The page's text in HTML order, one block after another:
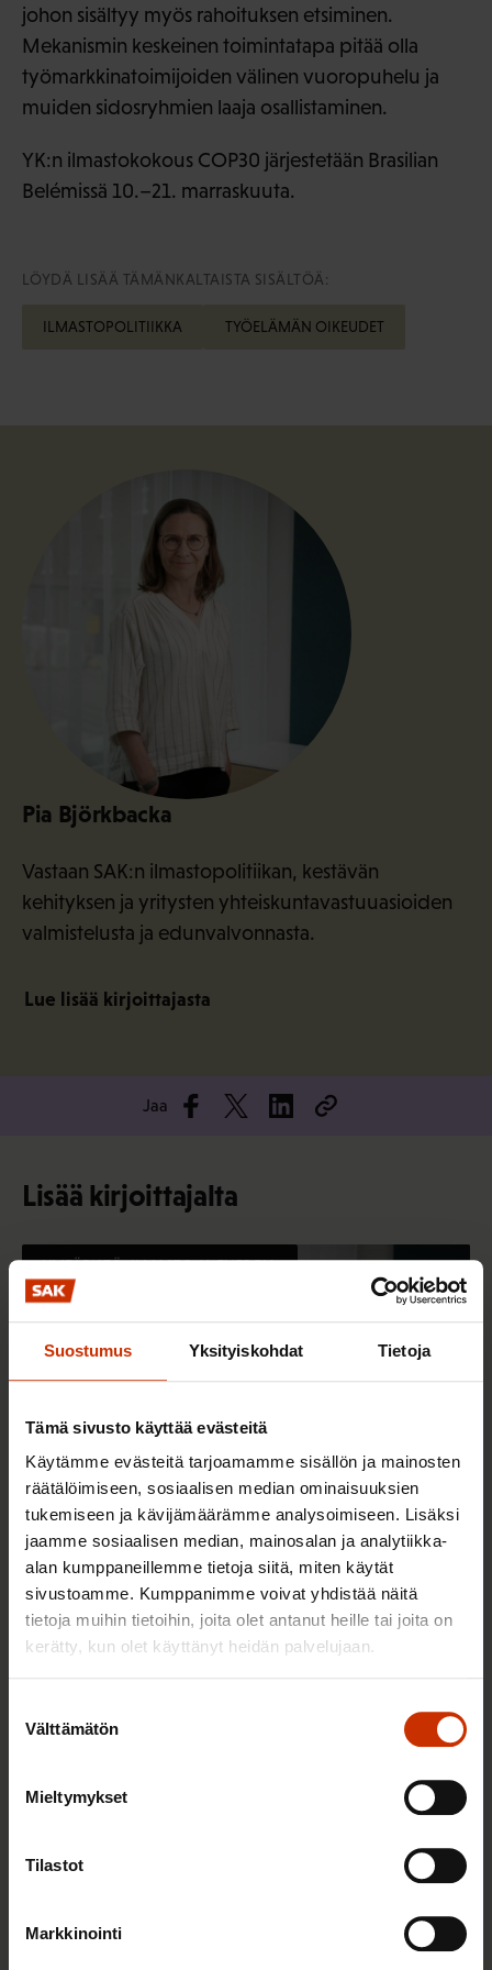
Suostumus Yksityiskohdat Tietoja
Tämä sivusto käyttää evästeitä
Käytämme evästeitä tarjoamamme sisällön ja mainosten
räätälöimiseen, sosiaalisen median ominaisuuksien
tukemiseen ja kävijämäärämme analysoimiseen. Lisäksi
jaamme sosiaalisen median, mainosalan ja analytiikka-
alan kumppaneillemme tietoja siitä, miten käytät
sivustoamme. Kumppanimme voivat yhdistää näitä
tietoja muihin tietoihin, joita olet antanut heille tai joita on
kerätty, kun olet käyttänyt heidän palvelujaan.
valinta
Välttämätön
Mieltymykset
Tilastot
Markkinointi
johon sisältyy myös rahoituksen etsiminen.
Mekanismin keskeinen toimintatapa pitää olla
työmarkkinatoimijoiden välinen vuoropuhelu ja
muiden sidosryhmien laaja osallistaminen.
YK:n ilmastokokous COP30 järjestetään Brasilian
Belémissä 10.–21. marraskuuta.
LÖYDÄ LISÄÄ TÄMÄNKALTAISTA SISÄLTÖÄ:
ILMASTOPOLITIIKKA TYÖELÄMÄN OIKEUDET
Pia Björkbacka
Vastaan SAK:n ilmastopolitiikan, kestävän
kehityksen ja yritysten yhteiskuntavastuuasioiden
valmistelusta ja edunvalvonnasta.
Lue lisää kirjoittajasta
Jaa
Lisää kirjoittajalta
YMPÄRISTÖ, ILMASTO JA ENERGIA
Kunnianhimoinen ilmastopolitiikka on
pohjoismaisen työntekijän etu
YMPÄRISTÖ, ILMASTO JA ENERGIA